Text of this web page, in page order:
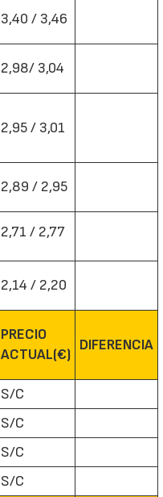
3,40 / 3,46
2,98/ 3,04
2,95 / 3,01
2,89 / 2,95
2,71 / 2,77
2,14 / 2,20
PRECIO
ACTUAL(€)
DIFERENCIA
S/C
S/C
S/C
S/C